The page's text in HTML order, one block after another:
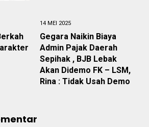
14 MEI 2025
Gegara Naikin Biaya
Admin Pajak Daerah
Sepihak , BJB Lebak
Akan Didemo FK – LSM,
Rina : Tidak Usah Demo